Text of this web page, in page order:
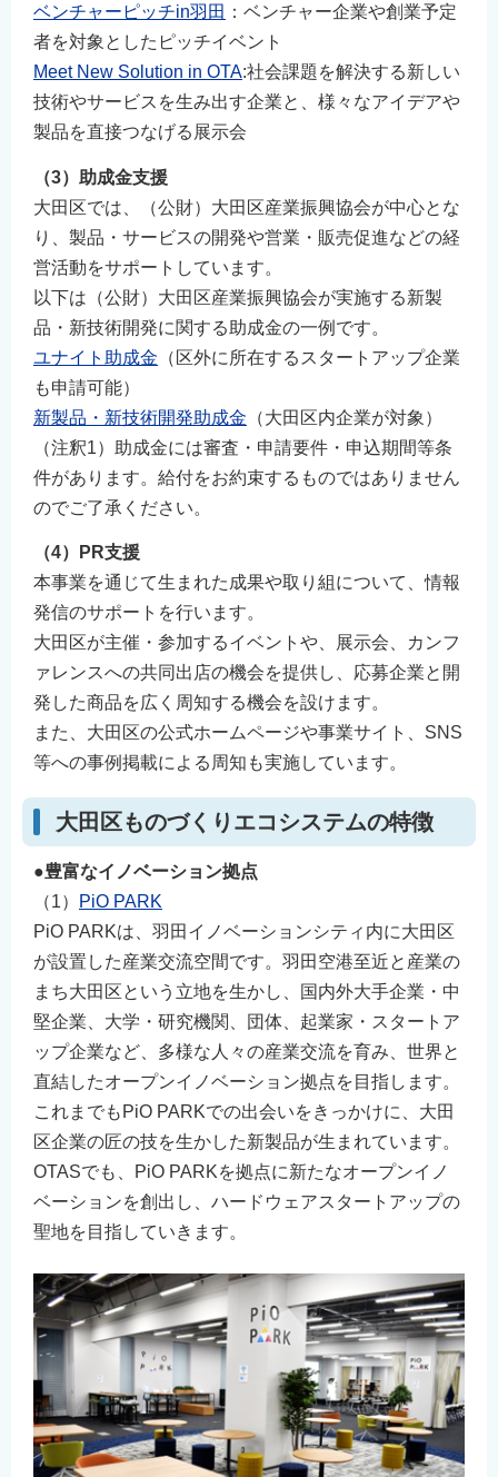
ベンチャーピッチin羽田 ：ベンチャー企業や創業予定
者を対象としたピッチイベント
Meet New Solution in OTA:社会課題を解決する新しい
技術やサービスを生み出す企業と、様々なアイデアや
製品を直接つなげる展示会
（3）助成金支援
大田区では、（公財）大田区産業振興協会が中心とな
り、製品・サービスの開発や営業・販売促進などの経
営活動をサポートしています。
以下は（公財）大田区産業振興協会が実施する新製
品・新技術開発に関する助成金の一例です。
ユナイト助成金 （区外に所在するスタートアップ企業
も申請可能）
新製品・新技術開発助成金 （大田区内企業が対象）
（注釈1）助成金には審査・申請要件・申込期間等条
件があります。給付をお約束するものではありません
のでご了承ください。
（4）PR支援
本事業を通じて生まれた成果や取り組について、情報
発信のサポートを行います。
大田区が主催・参加するイベントや、展示会、カンフ
ァレンスへの共同出店の機会を提供し、応募企業と開
発した商品を広く周知する機会を設けます。
また、大田区の公式ホームページや事業サイト、SNS
等への事例掲載による周知も実施しています。
大田区ものづくりエコシステムの特徴
●豊富なイノベーション拠点
（1）
PiO PARK
PiO PARKは、羽田イノベーションシティ内に大田区
が設置した産業交流空間です。羽田空港至近と産業の
まち大田区という立地を生かし、国内外大手企業・中
堅企業、大学・研究機関、団体、起業家・スタートア
ップ企業など、多様な人々の産業交流を育み、世界と
直結したオープンイノベーション拠点を目指します。
これまでもPiO PARKでの出会いをきっかけに、大田
区企業の匠の技を生かした新製品が生まれています。
OTASでも、PiO PARKを拠点に新たなオープンイノ
ベーションを創出し、ハードウェアスタートアップの
聖地を目指していきます。